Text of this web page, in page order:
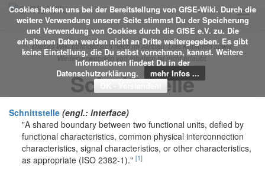
Dieses Wiki befindet sich noch im Aufbau. Das Kopieren sowie
Weiterverwenden von Inhalten ist nicht erlaubt.
Cookies helfen uns bei der Bereitstellung von GfSE-Wiki. Durch die
weitere Verwendung unserer Seite stimmst Du der Speicherung
und Verwendung von Cookies durch die GfSE e.V. zu. Die
erhaltenen Daten werden nicht an Dritte weitergegeben. Es gibt
keine Einstellung, die Du selbst vornehmen, kannst. Weitere
Informationen findest Du in der
Datenschutzerklärung.
mehr Infos ...
Schnittstelle
Schnittstelle (engl.: interface)
"A shared boundary between two functional units, defied by
functional characteristics, common physical interconnection
characteristics, signal characteristics, or other characteristics,
as appropriate (ISO 2382‐1)."[1]